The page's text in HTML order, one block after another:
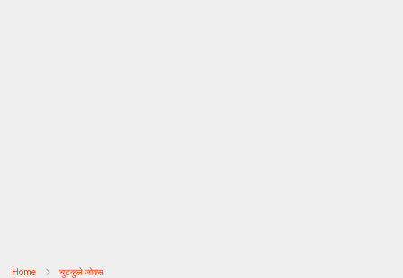
Home चुटकुले जोक्स